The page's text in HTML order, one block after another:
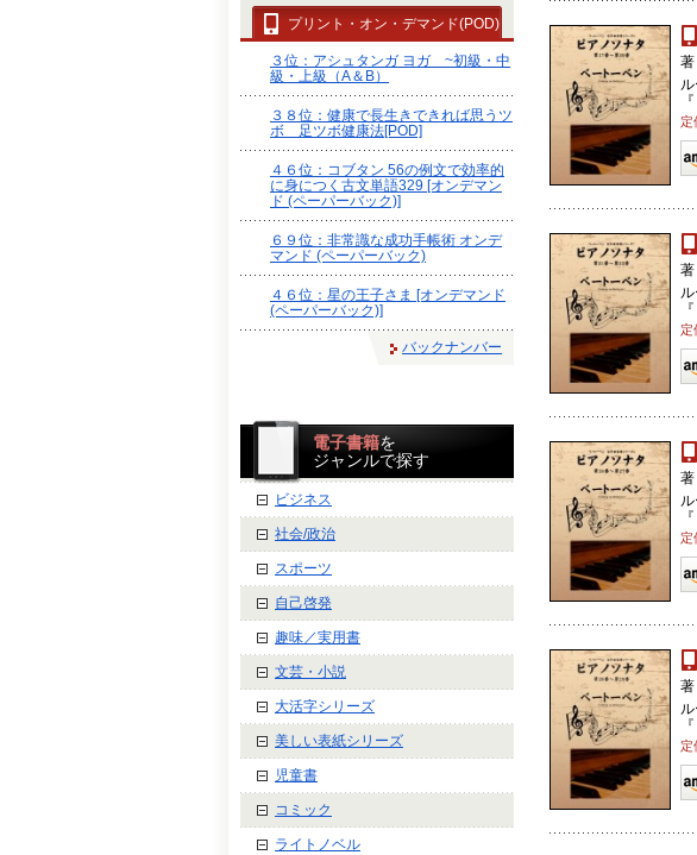
著
著
著
著
プリント・オン・デマンド(POD)
３位：アシュタンガ ヨガ ~初級・中
級・上級（A＆B）
３８位：健康で長生きできれば思うツ
ボ 足ツボ健康法[POD]
４６位：コブタン 56の例文で効率的
に身につく古文単語329 [オンデマン
ド (ペーパーバック)]
６９位：非常識な成功手帳術 オンデ
マンド (ペーパーバック)
４６位：星の王子さま [オンデマンド
(ペーパーバック)]
バックナンバー
電子書籍を
ジャンルで探す
ビジネス
社会/政治
スポーツ
自己啓発
趣味／実用書
文芸・小説
大活字シリーズ
美しい表紙シリーズ
児童書
コミック
ライトノベル